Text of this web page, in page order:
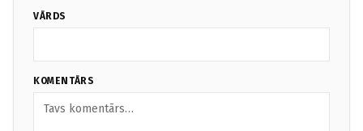
VĀRDS
KOMENTĀRS